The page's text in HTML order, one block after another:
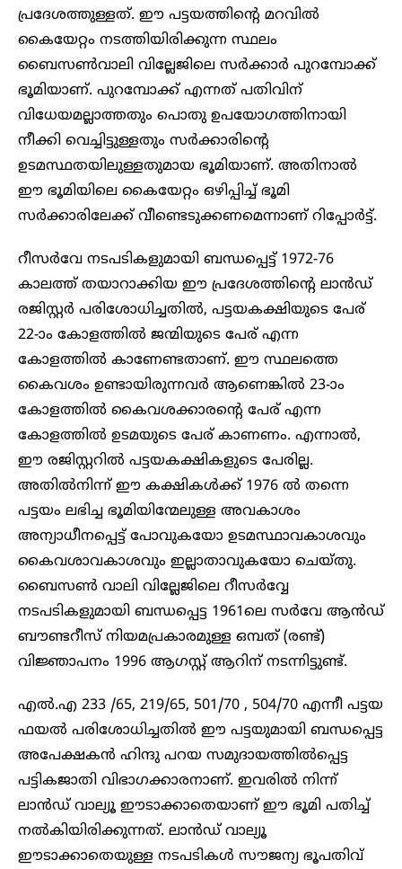
പ്രദേശത്തുള്ളത്. ഈ പട്ടയത്തിന്റെ മറവിൽ
കൈയേറ്റം നടത്തിയിരിക്കുന്ന സ്ഥലം
ബൈസൺവാലി വില്ലേജിലെ സർക്കാർ പുറമ്പോക്ക്
ഭൂമിയാണ്. പുറമ്പോക്ക് എന്നത് പതിവിന്
വിധേയമല്ലാത്തതും പൊതു ഉപയോഗത്തിനായി
നീക്കി വെച്ചിട്ടുള്ളതും സർക്കാരിന്റെ
ഉടമസ്ഥതയിലുള്ളതുമായ ഭൂമിയാണ്. അതിനാൽ
ഈ ഭൂമിയിലെ കൈയേറ്റം ഒഴിപ്പിച്ച് ഭൂമി
സർക്കാരിലേക്ക് വീണ്ടെടുക്കണമെന്നാണ് റിപ്പോർട്ട്.
റീസർവേ നടപടികളുമായി ബന്ധപ്പെട്ട് 1972-76
കാലത്ത് തയാറാക്കിയ ഈ പ്രദേശത്തിന്റെ ലാൻഡ്
രജിസ്റ്റർ പരിശോധിച്ചതിൽ, പട്ടയകക്ഷിയുടെ പേര്
22-ാം കോളത്തിൽ ജന്മിയുടെ പേര് എന്ന
കോളത്തിൽ കാണേണ്ടതാണ്. ഈ സ്ഥലത്തെ
കൈവശം ഉണ്ടായിരുന്നവർ ആണെങ്കിൽ 23-ാം
കോളത്തിൽ കൈവശക്കാരന്റെ പേര് എന്ന
കോളത്തിൽ ഉടമയുടെ പേര് കാണണം. എന്നാൽ,
ഈ രജിസ്റ്ററിൽ പട്ടയകക്ഷികളുടെ പേരില്ല.
അതിൽനിന്ന് ഈ കക്ഷികൾക്ക് 1976 ൽ തന്നെ
പട്ടയം ലഭിച്ച ഭൂമിയിന്മേലുള്ള അവകാശം
അന്യാധീനപ്പെട്ട് പോവുകയോ ഉടമസ്ഥാവകാശവും
കൈവശാവകാശവും ഇല്ലാതാവുകയോ ചെയ്തു.
ബൈസൺ വാലി വില്ലേജിലെ റീസർവ്വേ
നടപടികളുമായി ബന്ധപ്പെട്ട 1961ലെ സർവേ ആൻഡ്
ബൗണ്ടറീസ് നിയമപ്രകാരമുള്ള ഒമ്പത് (രണ്ട്)
വിജ്ഞാപനം 1996 ആഗസ്റ്റ് ആറിന് നടന്നിട്ടുണ്ട്.
എൽ.എ 233 /65, 219/65, 501/70 , 504/70 എന്നീ പട്ടയ
ഫയൽ പരിശോധിച്ചതിൽ ഈ പട്ടയുമായി ബന്ധപ്പെട്ട
അപേക്ഷകൻ ഹിന്ദു പറയ സമുദായത്തിൽപ്പെട്ട
പട്ടികജാതി വിഭാഗക്കാരനാണ്. ഇവരിൽ നിന്ന്
ലാൻഡ് വാല്യൂ ഈടാക്കാതെയാണ് ഈ ഭൂമി പതിച്ച്
നൽകിയിരിക്കുന്നത്. ലാൻഡ് വാല്യൂ
ഈടാക്കാതെയുള്ള നടപടികൾ സൗജന്യ ഭൂപതിവ്